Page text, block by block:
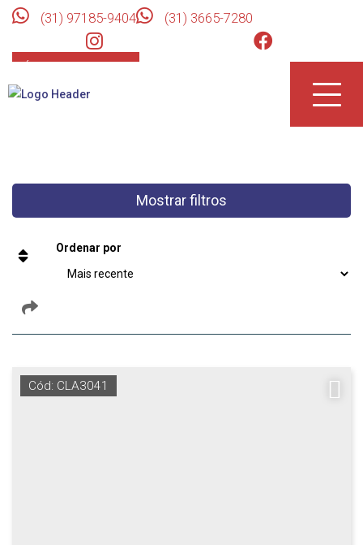
(31) 97185-9404 (31) 3665-7280
Toggle
Mostrar filtros
Ordenar por
Cód: CLA3041